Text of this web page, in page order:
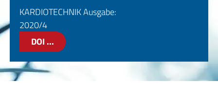
KARDIOTECHNIK Ausgabe:
2020/4
DOI ...